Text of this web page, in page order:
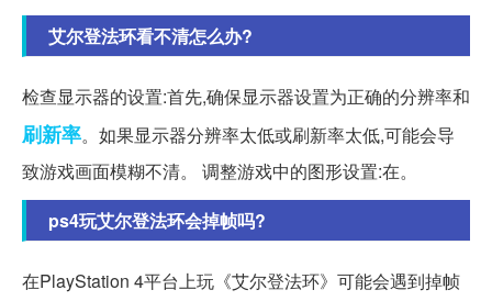
艾尔登法环看不清怎么办?
检查显示器的设置:首先,确保显示器设置为正确的分辨率和
刷新率。如果显示器分辨率太低或刷新率太低,可能会导
致游戏画面模糊不清。 调整游戏中的图形设置:在。
ps4玩艾尔登法环会掉帧吗?
在PlayStation 4平台上玩《艾尔登法环》可能会遇到掉帧